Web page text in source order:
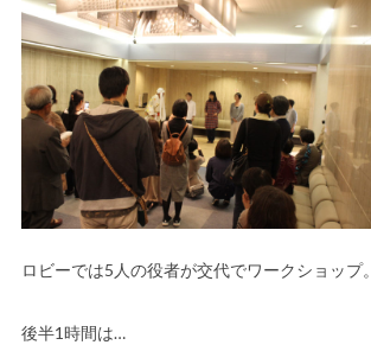
ロビーでは5人の役者が交代でワークショップ。
後半1時間は…